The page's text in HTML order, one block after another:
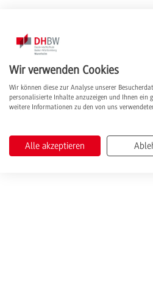
Wir verwenden Cookies
Wir können diese zur Analyse unserer
personalisierte Inhalte anzuzeigen und Ihnen ein
weitere Informationen zu den von uns
Alle akzeptieren